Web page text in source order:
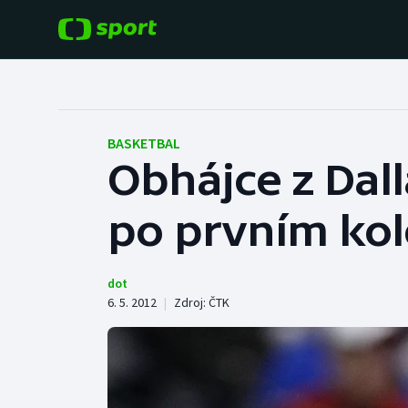
Hokej
Tenis
Cyklistika
Baseball a softbal
Basketbal
Boby a skeleton
BASKETBAL
Obhájce z
po prvním
dot
6. 5. 2012 | Zdroj: ČTK